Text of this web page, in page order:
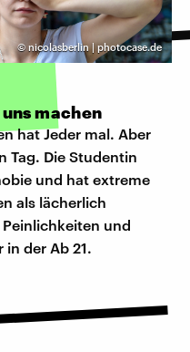
© nicolasberlin | photocase.de
machen
hat Jeder mal. Aber
Tag. Die Studentin
und hat extreme
als lächerlich
und
in der Ab 21.